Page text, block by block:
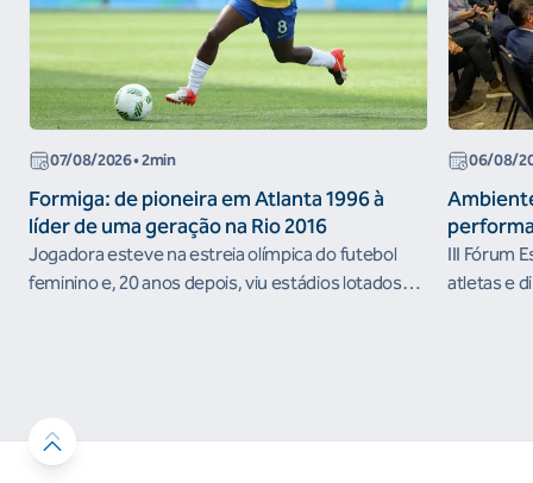
07/08/2026• 2min
Formiga: de pioneira em Atlanta 1996 à
líder de uma geração na Rio 2016
Jogadora esteve na estreia olímpica do futebol
feminino e, 20 anos depois, viu estádios lotados
06/08/
III Fórum
atletas e